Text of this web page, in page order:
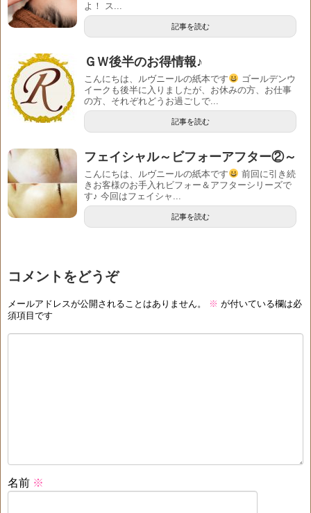
よ！ ス...
記事を読む
ＧＷ後半のお得情報♪
こんにちは、ルヴニールの紙本です
ゴールデンウ
イークも後半に入りましたが、お休みの方、お仕事
の方、それぞれどうお過ごしで...
記事を読む
フェイシャル～ビフォーアフター②～
こんにちは、ルヴニールの紙本です
前回に引き続
きお客様のお手入れビフォー＆アフターシリーズで
す♪ 今回はフェイシャ...
記事を読む
コメントをどうぞ
メールアドレスが公開されることはありません。 ※ が付いている欄は必
須項目です
名前 ※